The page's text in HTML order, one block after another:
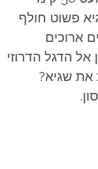
פשוט חולף
ארוכים
אל הדגל הדרוזי
את שגיא?